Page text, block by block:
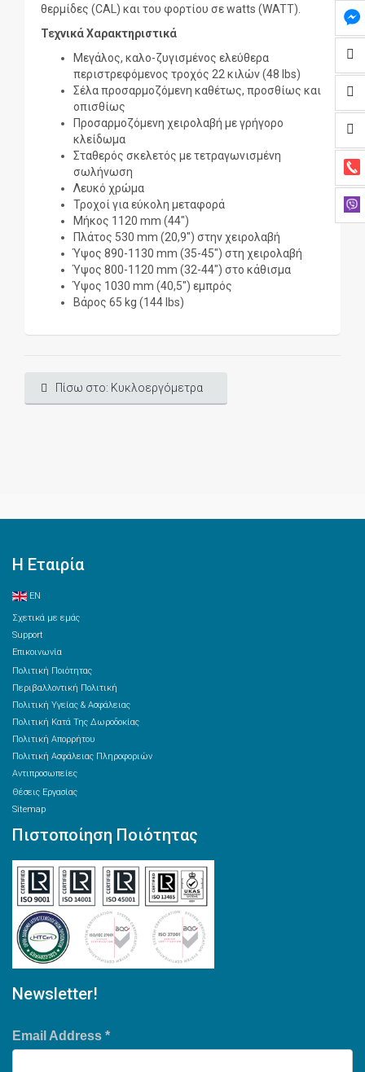
θερμίδες (CAL) και του φορτίου σε watts (WATT).
Τεχνικά Χαρακτηριστικά
Μεγάλος, καλο-ζυγισμένος ελεύθερα
περιστρεφόμενος τροχός 22 κιλών (48 lbs)
Σέλα προσαρμοζόμενη καθέτως, προσθίως και
οπισθίως
Προσαρμοζόμενη χειρολαβή με γρήγορο
κλείδωμα
Σταθερός σκελετός με τετραγωνισμένη
σωλήνωση
Λευκό χρώμα
Τροχοί για εύκολη μεταφορά
Μήκος 1120 mm (44")
Πλάτος 530 mm (20,9") στην χειρολαβή
Ύψος 890-1130 mm (35-45") στη χειρολαβή
Ύψος 800-1120 mm (32-44") στο κάθισμα
Ύψος 1030 mm (40,5") εμπρός
Βάρος 65 kg (144 lbs)
Πίσω στο: Κυκλοεργόμετρα
Η Εταιρία
EN
Σχετικά με εμάς
Support
Επικοινωνία
Πολιτική Ποιότητας
Περιβαλλοντική Πολιτική
Πολιτική Υγείας & Ασφάλειας
Πολιτική Κατά Της Δωροδοκίας
Πολιτική Απορρήτου
Πολιτική Ασφάλειας Πληροφοριών
Αντιπροσωπείες
Θέσεις Εργασίας
Sitemap
Πιστοποίηση Ποιότητας
Newsletter!
Email Address *